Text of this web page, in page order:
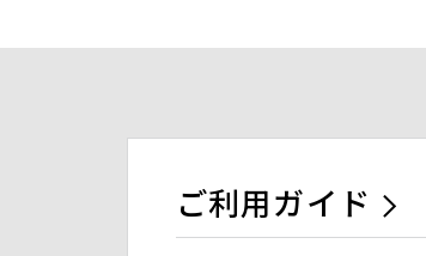
ご利用ガイド